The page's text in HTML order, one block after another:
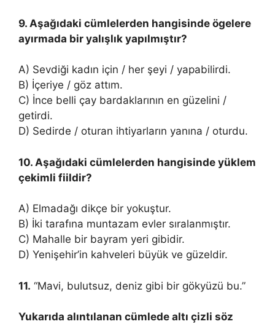
9. Aşağıdaki cümlelerden hangisinde ögelere
ayırmada bir yalışlık yapılmıştır?
A) Sevdiği kadın için / her şeyi / yapabilirdi.
B) İçeriye / göz attım.
C) İnce belli çay bardaklarının en güzelini /
getirdi.
D) Sedirde / oturan ihtiyarların yanına / oturdu.
10. Aşağıdaki cümlelerden hangisinde yüklem
çekimli fiildir?
A) Elmadağı dikçe bir yokuştur.
B) İki tarafına muntazam evler sıralanmıştır.
C) Mahalle bir bayram yeri gibidir.
D) Yenişehir’in kahveleri büyük ve güzeldir.
11. “Mavi, bulutsuz, deniz gibi bir gökyüzü bu.”
Yukarıda alıntılanan cümlede altı çizli söz